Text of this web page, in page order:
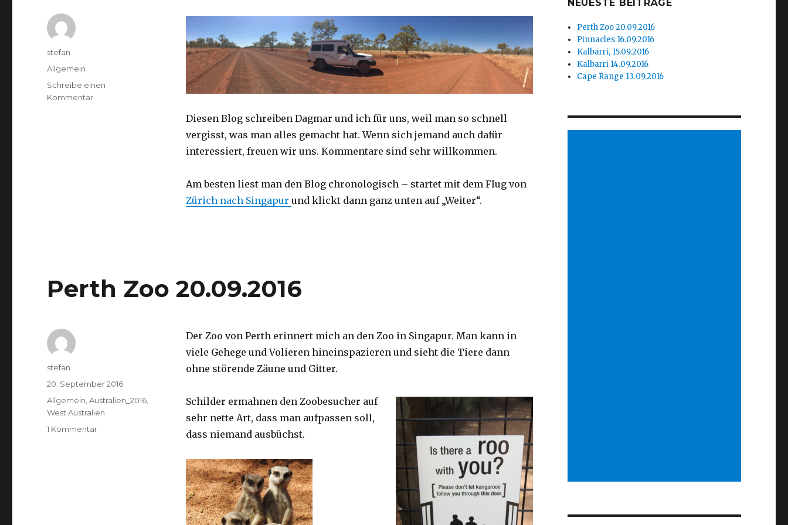
Diesen Blog schreiben Dagmar und ich für uns, weil man so schnell
vergisst, was man alles gemacht hat. Wenn sich jemand auch dafür
interessiert, freuen wir uns. Kommentare sind sehr willkommen.
Am besten liest man den Blog chronologisch – startet mit dem Flug von
Zürich nach Singapur und klickt dann ganz unten auf „Weiter“.
Autor
stefan
Kategorien
Allgemein
Schreibe einen
Kommentarzu
Perth Zoo 20.09.2016
Der Zoo von Perth erinnert mich an den Zoo in Singapur. Man kann in
viele Gehege und Volieren hineinspazieren und sieht die Tiere dann
ohne störende Zäune und Gitter.
Schilder ermahnen den Zoobesucher auf
sehr nette Art, dass man aufpassen soll,
dass niemand ausbüchst.
Autor
stefan
Veröffentlicht
am
20. September 2016
Kategorien
Allgemein,Australien_2016,
West Australien
1 Kommentarzu
NEUESTE BEITRÄGE
Perth Zoo 20.09.2016
Pinnacles 16.09.2016
Kalbarri, 15.09.2016
Kalbarri 14.09.2016
Cape Range 13.09.2016